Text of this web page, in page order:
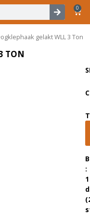
0
gelakt WLL 3 Ton
TON
:
1